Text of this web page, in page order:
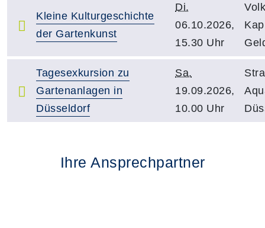
Kleine Kulturgeschichte
der Gartenkunst
Di.
06.10.2026,
15.30 Uhr
Tagesexkursion zu
Gartenanlagen in
Düsseldorf
Sa.
19.09.2026,
10.00 Uhr
Ihre Ansprechpartner